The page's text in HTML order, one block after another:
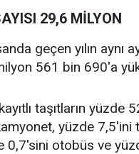
29,6 MİLYON
geçen yılın
561 bin 690'a
taşıtların
yüzde 7,5'ini
otobüs ve